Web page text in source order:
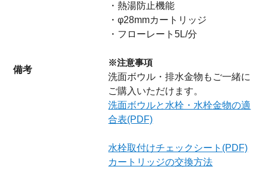
備考
・熱湯防止機能
・φ28mmカートリッジ
・フローレート5L/分
※注意事項
洗面ボウル・排水金物もご一緒に
ご購入いただけます。
洗面ボウルと水栓・水栓金物の適
合表(PDF)
水栓取付けチェックシート(PDF)
カートリッジの交換方法